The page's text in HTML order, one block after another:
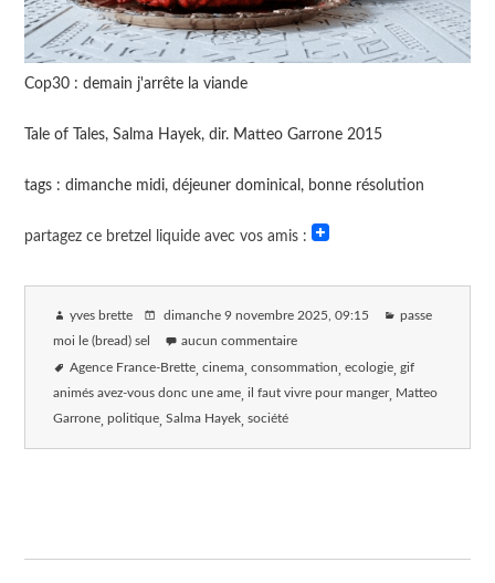
Cop30 : demain j'arrête la viande
Tale of Tales, Salma Hayek, dir. Matteo Garrone 2015
tags : dimanche midi, déjeuner dominical, bonne résolution
partagez ce bretzel liquide avec vos amis :
yves brette dimanche 9 novembre 2025 , 09:15 passe
moi le (bread) sel aucun commentaire
Agence France-Brette cinema consommation ecologie gif
animés avez-vous donc une ame il faut vivre pour manger Matteo
Garrone politique Salma Hayek société